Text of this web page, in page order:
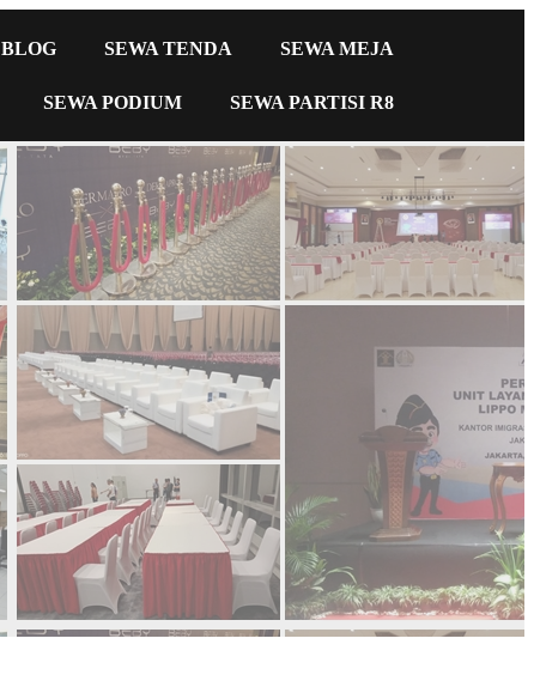
BLOG SEWA TENDA SEWA MEJA
SEWA PODIUM SEWA PARTISI R8